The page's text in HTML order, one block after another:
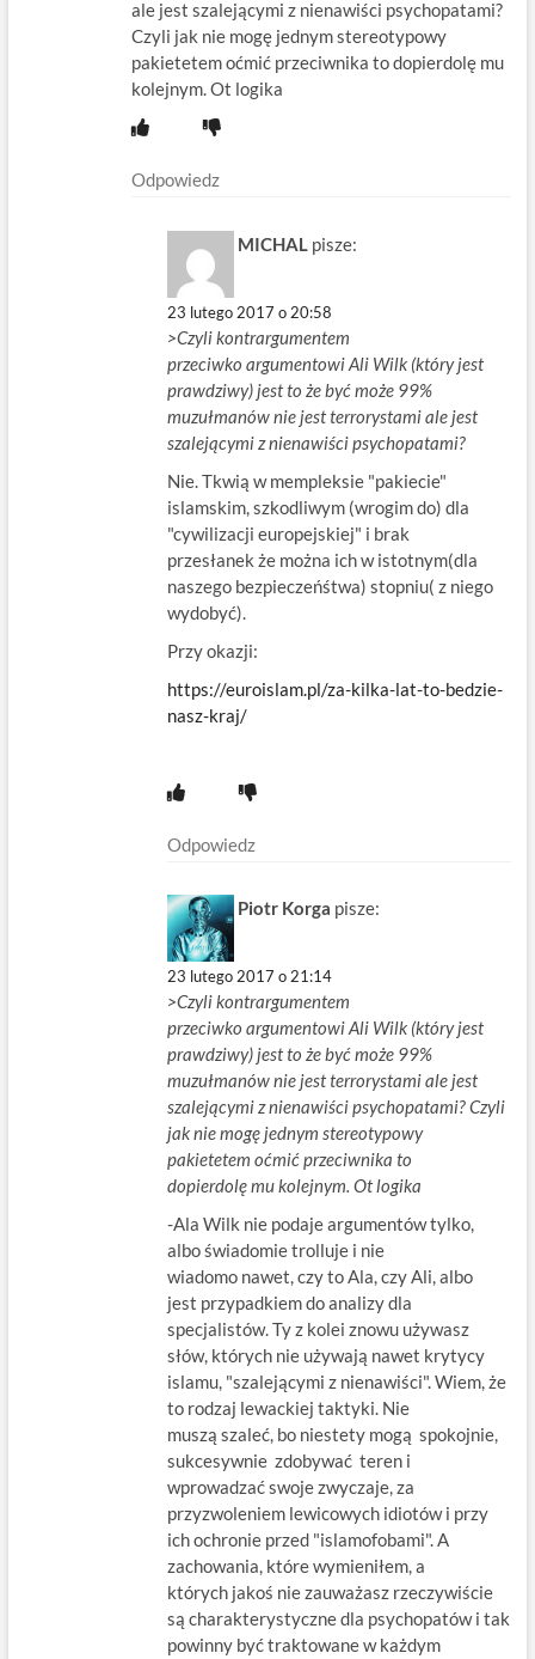
ale jest szalejącymi z nienawiści psychopatami?
Czyli jak nie mogę jednym stereotypowy
pakietetem oćmić przeciwnika to dopierdolę mu
kolejnym. Ot logika
Odpowiedz
MICHAL pisze:
23 lutego 2017 o 20:58
>Czyli kontrargumentem
przeciwko argumentowi Ali Wilk (który jest
prawdziwy) jest to że być może 99%
muzułmanów nie jest terrorystami ale jest
szalejącymi z nienawiści psychopatami?
Nie. Tkwią w mempleksie "pakiecie"
islamskim, szkodliwym (wrogim do) dla
"cywilizacji europejskiej" i brak
przesłanek że można ich w istotnym(dla
naszego bezpieczeńśtwa) stopniu( z niego
wydobyć).
Przy okazji:
https://euroislam.pl/za-kilka-lat-to-bedzie-
nasz-kraj/
Odpowiedz
Piotr Korga pisze:
23 lutego 2017 o 21:14
>Czyli kontrargumentem
przeciwko argumentowi Ali Wilk (który jest
prawdziwy) jest to że być może 99%
muzułmanów nie jest terrorystami ale jest
szalejącymi z nienawiści psychopatami? Czyli
jak nie mogę jednym stereotypowy
pakietetem oćmić przeciwnika to
dopierdolę mu kolejnym. Ot logika
-Ala Wilk nie podaje argumentów tylko,
albo świadomie trolluje i nie
wiadomo nawet, czy to Ala, czy Ali, albo
jest przypadkiem do analizy dla
specjalistów. Ty z kolei znowu używasz
słów, których nie używają nawet krytycy
islamu, "szalejącymi z nienawiści". Wiem, że
to rodzaj lewackiej taktyki. Nie
muszą szaleć, bo niestety mogą spokojnie,
sukcesywnie zdobywać teren i
wprowadzać swoje zwyczaje, za
przyzwoleniem lewicowych idiotów i przy
ich ochronie przed "islamofobami". A
zachowania, które wymieniłem, a
których jakoś nie zauważasz rzeczywiście
są charakterystyczne dla psychopatów i tak
powinny być traktowane w każdym